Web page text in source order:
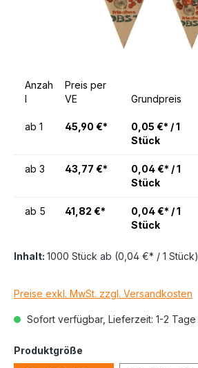
Anzah
l
Preis per
VE
Grundpreis
ab 1 45,90 €*
0,05 €* / 1
Stück
ab 3 43,77 €*
0,04 €* / 1
Stück
ab 5 41,82 €*
0,04 €* / 1
Stück
Inhalt: 1000 Stück ab (0,04 €* / 1 Stück)
Preise exkl. MwSt. zzgl. Versandkosten
Sofort verfügbar, Lieferzeit: 1-2 Tage
Produktgröße